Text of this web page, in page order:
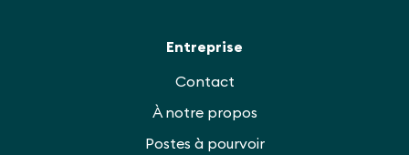
Entreprise
Contact
À notre propos
Postes à pourvoir